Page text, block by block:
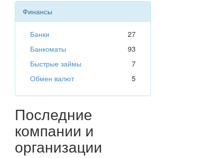
Финансы
Банки
27
Банкоматы
93
Быстрые займы
7
Обмен валют
5
Последние
компании и
организации